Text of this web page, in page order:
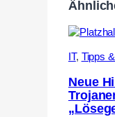
IT, Tipps
Neue